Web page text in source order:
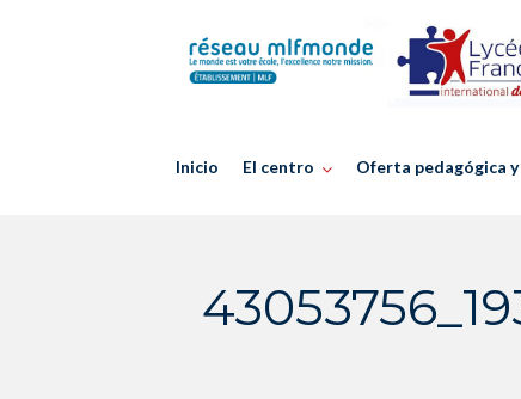
Inicio El centro Oferta pedagógica